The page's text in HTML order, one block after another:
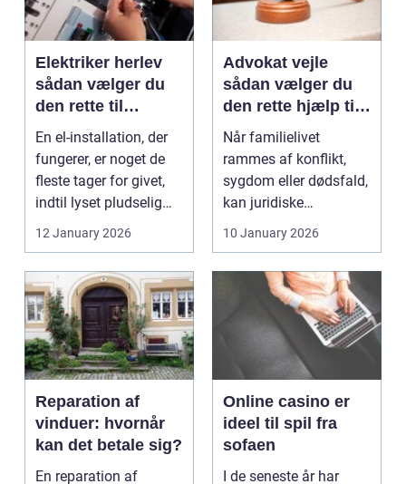
Elektriker herlev
sådan vælger du
den rette til
opgaven
En el-installation, der
fungerer, er noget de
fleste tager for givet,
indtil lyset pludselig
går, el...
12 January 2026
Advokat vejle
sådan vælger du
den rette hjælp til
familien
Når familielivet
rammes af konflikt,
sygdom eller dødsfald,
kan juridiske
spørgsmål hurtigt
vokse si...
10 January 2026
Reparation af
vinduer: hvornår
kan det betale sig?
En reparation af
Online casino er
ideel til spil fra
sofaen
I de seneste år har